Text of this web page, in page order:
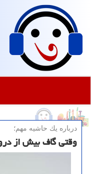
درباره یك حاشیه مهم؛
وقتی گاف بیش از